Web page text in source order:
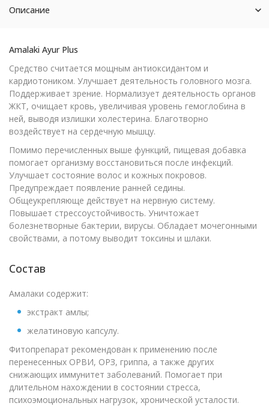
Описание
Amalaki Ayur Plus
Средство считается мощным антиоксидантом и
кардиотоником. Улучшает деятельность головного мозга.
Поддерживает зрение. Нормализует деятельность органов
ЖКТ, очищает кровь, увеличивая уровень гемоглобина в
ней, выводя излишки холестерина. Благотворно
воздействует на сердечную мышцу.
Помимо перечисленных выше функций, пищевая добавка
помогает организму восстановиться после инфекций.
Улучшает состояние волос и кожных покровов.
Предупреждает появление ранней седины.
Общеукрепляюще действует на нервную систему.
Повышает стрессоустойчивость. Уничтожает
болезнетворные бактерии, вирусы. Обладает мочегонными
свойствами, а потому выводит токсины и шлаки.
Состав
Амалаки содержит:
экстракт амлы;
желатиновую капсулу.
Фитопрепарат рекомендован к применению после
перенесенных ОРВИ, ОРЗ, гриппа, а также других
снижающих иммунитет заболеваний. Помогает при
длительном нахождении в состоянии стресса,
психоэмоциональных нагрузок, хронической усталости.